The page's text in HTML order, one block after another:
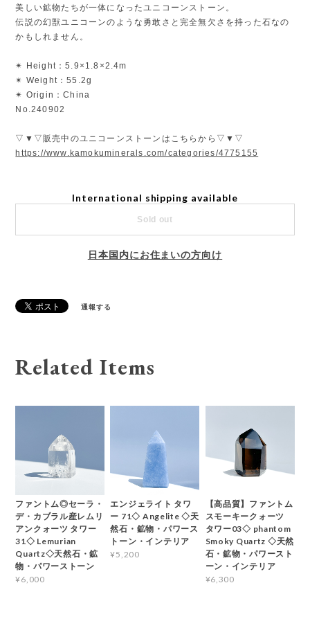
美しい鉱物たちが一体になったユニコーンストーン。
伝説の幻獣ユニコーンのような勇敢さと完全無欠さを持った石なの
かもしれません。
✴︎ Height：5.9×1.8×2.4m
✴︎ Weight：55.2g
✴︎ Origin：China
No.240902
▽▼▽販売中のユニコーンストーンはこちらから▽▼▽
https://www.kamokuminerals.com/categories/4775155
International shipping available
Sold out
日本国内にお住まいの方向け
通報する
Related Items
ファントム◎セーラ・
デ・カブラル産レムリ
アンクォーツ タワー
31◇ Lemurian
Quartz◇天然石・鉱
物・パワーストーン
¥6,000
エンジェライト タワ
ー 71◇ Angelite ◇天
然石・鉱物・パワース
トーン・インテリア
¥5,200
【高品質】ファントム
スモーキークォーツ
タワー03◇ phantom
Smoky Quartz ◇天然
石・鉱物・パワースト
ーン・インテリア
¥6,300